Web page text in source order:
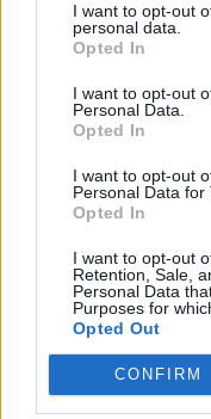
I want to opt-out
personal data.
Opted In
I want to opt-out
Personal Data.
Opted In
I want to opt-out
Personal Data for
Opted In
I want to opt-out
Retention, Sale,
Personal Data
Purposes for
Opted Out
CONFIRM
Γρηγόρης
πρώην συζύγου
ποιο Θεό
αναζητήσει